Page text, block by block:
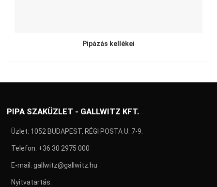
Pipázás kellékei
PIPA SZAKÜZLET - GALLWITZ KFT.
Üzlet: 1052 BUDAPEST, RÉGI POSTA U. 7-9.
Telefon: +36 30 2975 000
E-mail: gallwitz@gallwitz.hu
Nyitvatartás: